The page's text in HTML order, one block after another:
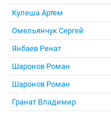
Кулеша Артем
Омельянчук Сергей
Янбаев Ренат
Шаронов Роман
Шаронов Роман
Гранат Владимир